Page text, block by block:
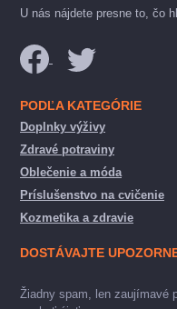
U nás nájdete presne to, čo
PODĽA KATEGÓRIE
Doplnky výživy
Zdravé potraviny
Oblečenie a móda
Príslušenstvo na cvičenie
Kozmetika a zdravie
DOSTÁVAJTE
Žiadny spam, len zaujímavé